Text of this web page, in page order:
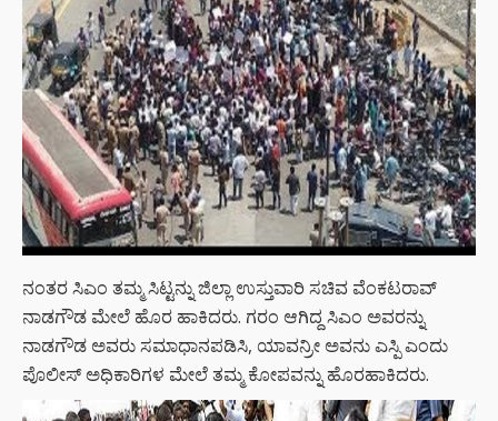
ನಂತರ ಸಿಎಂ ತಮ್ಮ ಸಿಟ್ಟನ್ನು ಜಿಲ್ಲಾ ಉಸ್ತುವಾರಿ ಸಚಿವ ವೆಂಕಟರಾವ್
ನಾಡಗೌಡ ಮೇಲೆ ಹೊರ ಹಾಕಿದರು. ಗರಂ ಆಗಿದ್ದ ಸಿಎಂ ಅವರನ್ನು
ನಾಡಗೌಡ ಅವರು ಸಮಾಧಾನಪಡಿಸಿ, ಯಾವನ್ರೀ ಅವನು ಎಸ್ಪಿ ಎಂದು
ಪೊಲೀಸ್ ಅಧಿಕಾರಿಗಳ ಮೇಲೆ ತಮ್ಮ ಕೋಪವನ್ನು ಹೊರಹಾಕಿದರು.